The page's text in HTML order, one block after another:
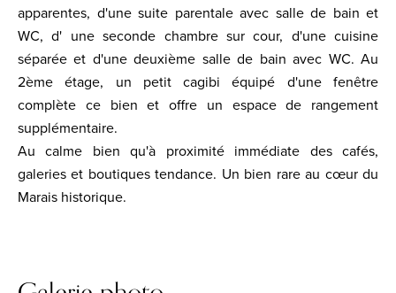
apparentes, d'une suite parentale avec salle de bain et
WC, d' une seconde chambre sur cour, d'une cuisine
séparée et d'une deuxième salle de bain avec WC. Au
2ème étage, un petit cagibi équipé d'une fenêtre
complète ce bien et offre un espace de rangement
supplémentaire.
Au calme bien qu'à proximité immédiate des cafés,
galeries et boutiques tendance. Un bien rare au cœur du
Marais historique.